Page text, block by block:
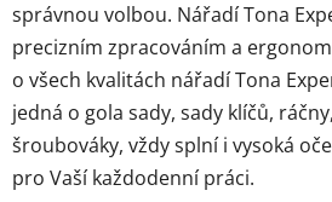
správnou volbou. Nářadí Tona
precizním zpracováním a
o všech kvalitách nářadí Tona
jedná o gola sady, sady klíčů,
šroubováky, vždy splní i vysoká
pro Vaší každodenní práci.